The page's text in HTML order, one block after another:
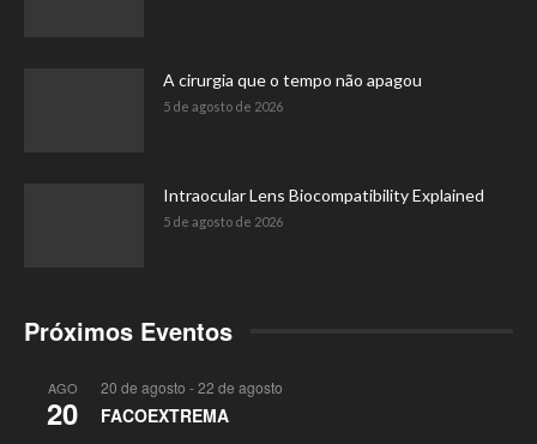
A cirurgia que o tempo não apagou
5 de agosto de 2026
Intraocular Lens Biocompatibility Explained
5 de agosto de 2026
Próximos Eventos
AGO
20
20 de agosto -22 de agosto
FACOEXTREMA